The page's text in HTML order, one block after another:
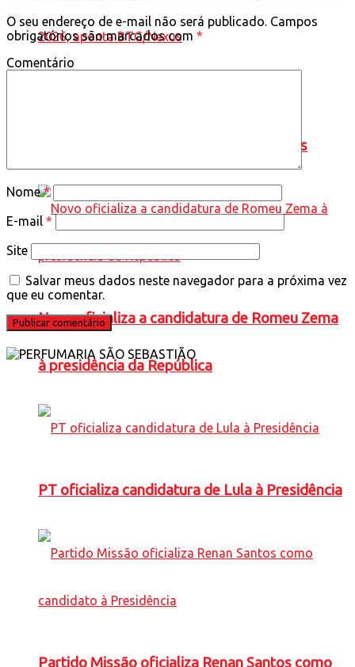
presidencial de 2026, aponta BTG/Nexus
Novo oficializa a candidatura de Romeu Zema
à presidência da República
PT oficializa candidatura de Lula à Presidência
Partido Missão oficializa Renan Santos como
O seu endereço de e-mail não será publicado. Campos
obrigatórios são marcados com *
Comentário
Nome*
E-mail *
Site
Salvar meus dados neste navegador para a próxima vez
que eu comentar.